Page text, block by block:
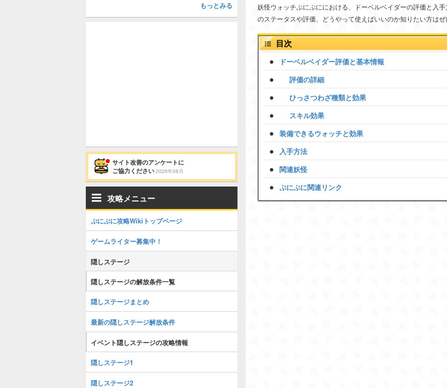
妖怪ウォッチぷにぷににおける、ドーベルベイダーの評価と入
のステータスや評価、どうやって使えばいいのか知りたい方は
目次
ドーベルベイダー評価と基本情報
評価の詳細
ひっさつわざ種類と効果
スキル効果
装備できるウォッチと効果
入手方法
関連妖怪
ぷにぷに関連リンク
もっとみる
サイト改善のアンケートに
ご協力ください 2026年08月
攻略メニュー
ぷにぷに攻略Wikiトップページ
ゲームライター募集中！
隠しステージ
隠しステージの解放条件一覧
隠しステージまとめ
最新の隠しステージ解放条件
イベント隠しステージの攻略情報
隠しステージ1
隠しステージ2